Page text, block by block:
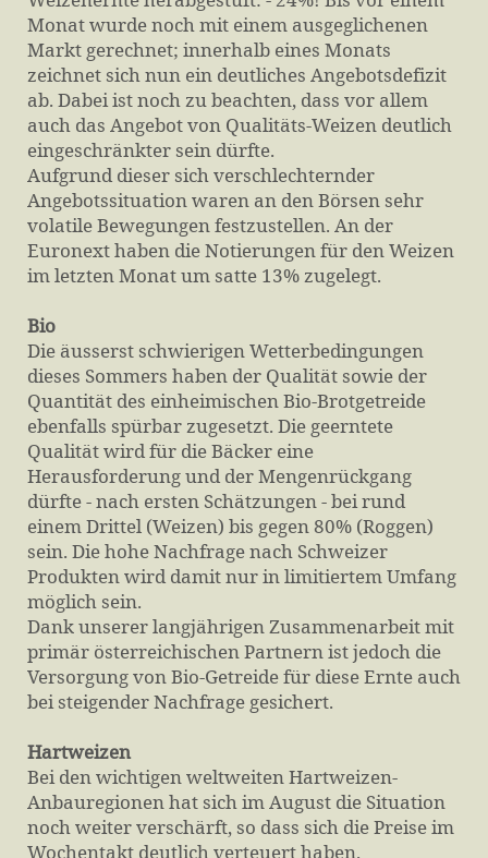
Monat wurde noch mit einem ausgeglichenen
Markt gerechnet; innerhalb eines Monats
zeichnet sich nun ein deutliches Angebotsdefizit
ab. Dabei ist noch zu beachten, dass vor allem
auch das Angebot von Qualitäts-Weizen deutlich
eingeschränkter sein dürfte.
Aufgrund dieser sich verschlechternder
Angebotssituation waren an den Börsen sehr
volatile Bewegungen festzustellen. An der
Euronext haben die Notierungen für den Weizen
im letzten Monat um satte 13% zugelegt.
Bio
Die äusserst schwierigen Wetterbedingungen
dieses Sommers haben der Qualität sowie der
Quantität des einheimischen Bio-Brotgetreide
ebenfalls spürbar zugesetzt. Die geerntete
Qualität wird für die Bäcker eine
Herausforderung und der Mengenrückgang
dürfte - nach ersten Schätzungen - bei rund
einem Drittel (Weizen) bis gegen 80% (Roggen)
sein. Die hohe Nachfrage nach Schweizer
Produkten wird damit nur in limitiertem Umfang
möglich sein.
Dank unserer langjährigen Zusammenarbeit mit
primär österreichischen Partnern ist jedoch die
Versorgung von Bio-Getreide für diese Ernte auch
bei steigender Nachfrage gesichert.
Hartweizen
Bei den wichtigen weltweiten Hartweizen-
Anbauregionen hat sich im August die Situation
noch weiter verschärft, so dass sich die Preise im
Wochentakt deutlich verteuert haben.